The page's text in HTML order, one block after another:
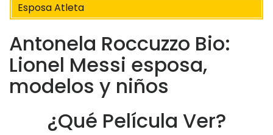
Esposa Atleta
Antonela Roccuzzo Bio:
Lionel Messi esposa,
modelos y niños
¿Qué Película Ver?